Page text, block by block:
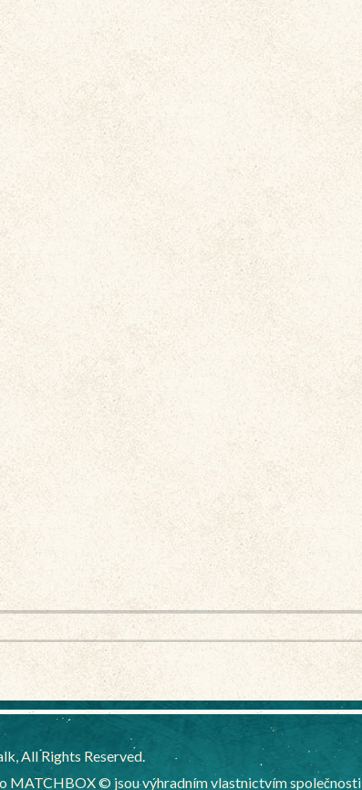
All Rights Reserved.
MATCHBOX © jsou výhradním vlastnictvím společnosti